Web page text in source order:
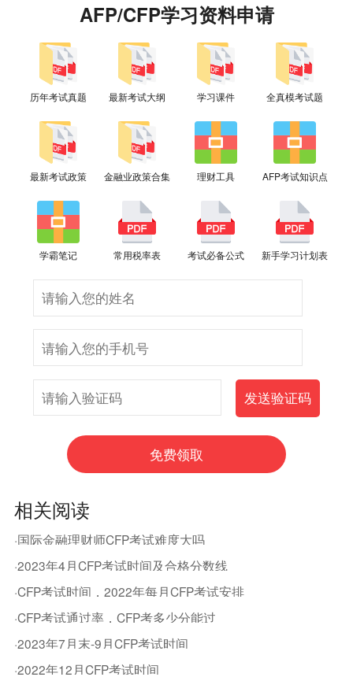
AFP/CFP学习资料申请
历年考试真题 最新考试大纲 学习课件 全真模考试题
最新考试政策 金融业政策合集 理财工具 AFP考试知识点
学霸笔记 常用税率表 考试必备公式 新手学习计划表
相关阅读
·国际金融理财师CFP考试难度大吗
·2023年4月CFP考试时间及合格分数线
·CFP考试时间，2022年每月CFP考试安排
·CFP考试通过率，CFP考多少分能过
·2023年7月末-9月CFP考试时间
·2022年12月CFP考试时间